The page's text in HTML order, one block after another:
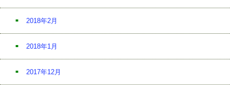
2018年2月
2018年1月
2017年12月